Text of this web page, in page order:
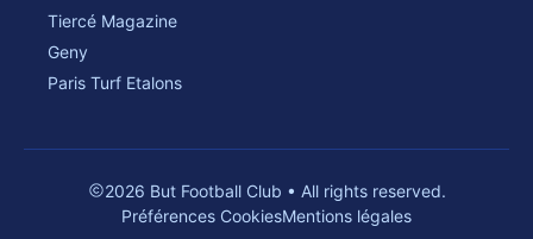
Tiercé Magazine
Geny
Paris Turf Etalons
2026 But Football Club • All rights reserved.
Préférences CookiesMentions légales